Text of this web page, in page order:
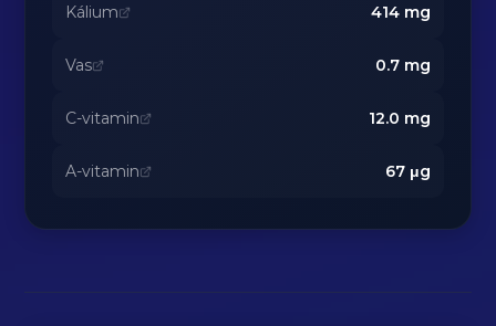
Kálium 414mg
Vas 0.7mg
C-vitamin 12.0 mg
A-vitamin 67μg